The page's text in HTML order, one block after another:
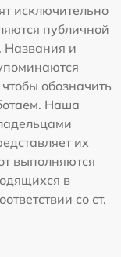
исключительно
публичной
Названия и
обозначить
Наша
их
выполняются
в
со ст.